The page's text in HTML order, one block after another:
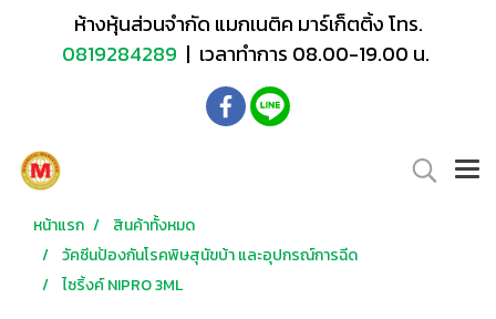
ห้างหุ้นส่วนจำกัด แมกเนติค มาร์เก็ตติ้ง โทร.
0819284289 | เวลาทำการ 08.00-19.00 น.
หน้าแรก
สินค้าทั้งหมด
วัคซีนป้องกันโรคพิษสุนัขบ้า และอุปกรณ์การฉีด
ไซริ้งค์ NIPRO 3ML